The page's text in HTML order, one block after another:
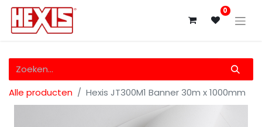
0
Alle producten Hexis JT300M1 Banner 30m x 1000mm